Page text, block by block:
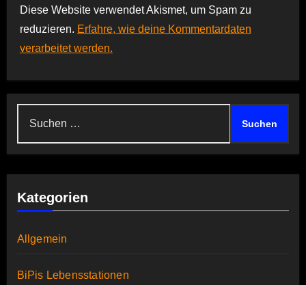
Diese Website verwendet Akismet, um Spam zu
reduzieren. Erfahre, wie deine Kommentardaten
verarbeitet werden.
Kategorien
Allgemein
BiPis Lebensstationen